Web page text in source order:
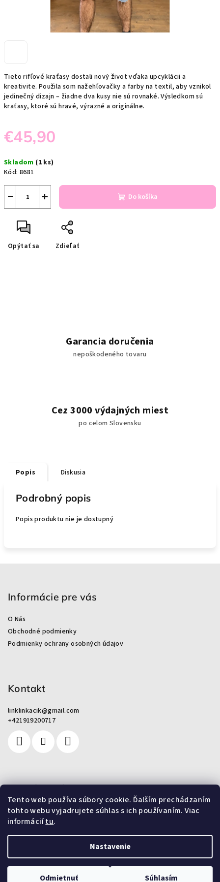
Tento web používa súbory cookie. Ďalším prechádzaním
tohto webu vyjadrujete súhlas s ich používaním. Viac
informáciítu.
Nastavenie
Odmietnuť Súhlasím
Tieto rifľové kraťasy dostali nový život vďaka upcyklácii a
kreativite. Použila som nažehľovačky a farby na textil, aby vznikol
jedinečný dizajn – žiadne dva kusy nie sú rovnaké. Výsledkom sú
kraťasy, ktoré sú hravé, výrazné a originálne.
€45,90
cena:
Skladom (1 ks)
Kód: 8681
+
− Do košíka
Opýtať sa Zdieľať
Garancia doručenia
nepoškodeného tovaru
Cez 3000 výdajných miest
po celom Slovensku
Popis Diskusia
Podrobný popis
Popis produktu nie je dostupný
Informácie pre vás
O Nás
Obchodné podmienky
Podmienky ochrany osobných údajov
Kontakt
linklinkacik@gmail.com
+421919200717
Pre zákazníkov
Od odpadu k umeniu
OPEN UP STORY